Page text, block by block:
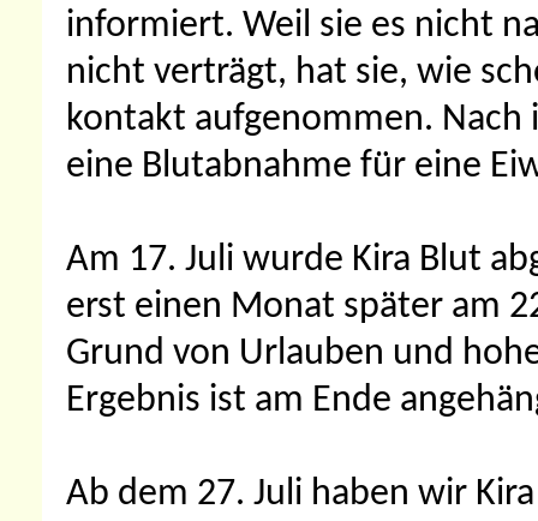
informiert. Weil sie es nicht
nicht verträgt, hat sie, wie
kontakt aufgenommen.
eine Blutabnahme für eine
Am 17. Juli wurde Kira Blut
erst einen Monat später am
Grund von Urlauben und
Ergebnis ist am Ende
Ab dem 27. Juli haben wir